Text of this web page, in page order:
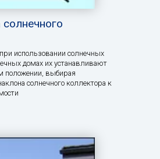
использовании солнечных
домах их устанавливают
положении, выбирая
солнечного коллектора к